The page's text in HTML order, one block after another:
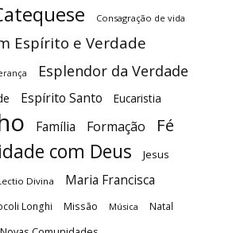
Consagração de vida
Espírito e Verdade
Esplendor da Verdade
Espírito Santo Eucaristia
Família Formação Fé
com Deus Jesus
Divina Maria Francisca
Longhi Missão Música Natal